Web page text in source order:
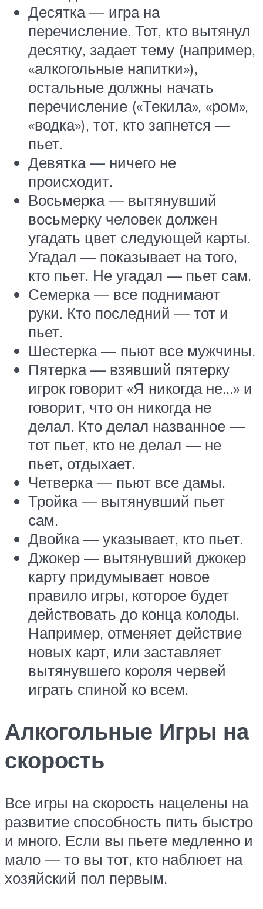
Десятка — игра на
перечисление. Тот, кто вытянул
десятку, задает тему (например,
«алкогольные напитки»),
остальные должны начать
перечисление («Текила», «ром»,
«водка»), тот, кто запнется —
пьет.
Девятка — ничего не
происходит.
Восьмерка — вытянувший
восьмерку человек должен
угадать цвет следующей карты.
Угадал — показывает на того,
кто пьет. Не угадал — пьет сам.
Семерка — все поднимают
руки. Кто последний — тот и
пьет.
Шестерка — пьют все мужчины.
Пятерка — взявший пятерку
игрок говорит «Я никогда не…» и
говорит, что он никогда не
делал. Кто делал названное —
тот пьет, кто не делал — не
пьет, отдыхает.
Четверка — пьют все дамы.
Тройка — вытянувший пьет
сам.
Двойка — указывает, кто пьет.
Джокер — вытянувший джокер
карту придумывает новое
правило игры, которое будет
действовать до конца колоды.
Например, отменяет действие
новых карт, или заставляет
вытянувшего короля червей
играть спиной ко всем.
Алкогольные Игры на
скорость
Все игры на скорость нацелены на
развитие способность пить быстро
и много. Если вы пьете медленно и
мало — то вы тот, кто наблюет на
хозяйский пол первым.